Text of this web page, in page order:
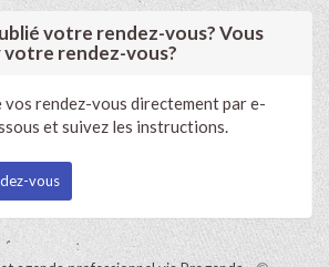
votre rendez-vous? Vous
votre rendez-vous?
vos rendez-vous directement par e-
et suivez les instructions.
vous